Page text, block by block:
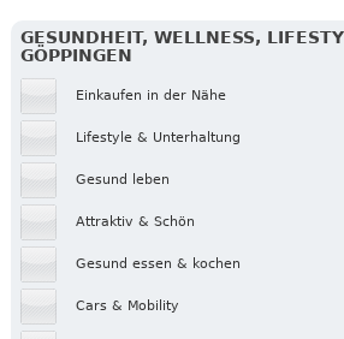
GESUNDHEIT, WELLNESS,
GÖPPINGEN
Einkaufen in der Nähe
Lifestyle & Unterhaltung
Gesund leben
Attraktiv & Schön
Gesund essen & kochen
Cars & Mobility